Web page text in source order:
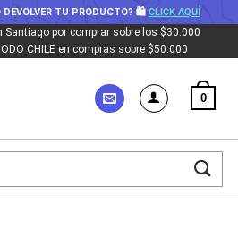
DEVOLVER TU PRODUCTO? 🛍CLICK AQUÍ
Santiago por comprar sobre los $30.000
CHILE en compras sobre $50.000
0